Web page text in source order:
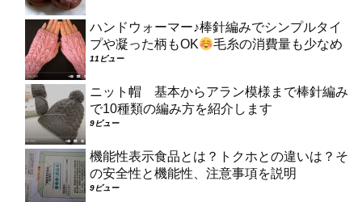
ハンドウォーマー♪棒針編みでシンプルタイ
プや凝った柄もOK
毛糸の消費量も少なめ
11ビュー
ニット帽 基本からアラン模様まで棒針編み
で10種類の編み方を紹介します
9ビュー
機能性表示食品とは？トクホとの違いは？そ
の安全性と機能性、注意事項を説明
9ビュー